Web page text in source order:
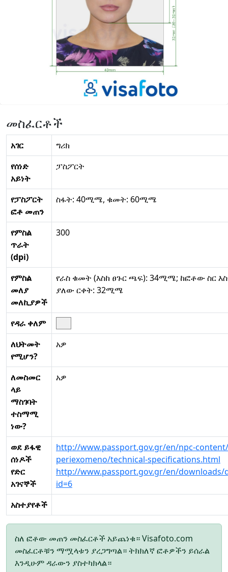
መስፈርቶች
አገር
ግሪክ
የሰነድ
አይነት
ፓስፖርት
የፓስፖርት
ፎቶ መጠን
ስፋት: 40ሚሜ, ቁመት: 60ሚሜ
የምስል
ጥራት
(dpi)
300
የምስል
መለያ
መለኪያዎች
የራስ ቁመት (እስከ ፀጉር ጫፍ): 34ሚሜ; ከፎቶው ስር
ያለው ርቀት: 32ሚሜ
የዳራ ቀለም
ለህትመት
የሚሆን?
አዎ
ለመስመር
ላይ
ማስገባት
ተስማሚ
ነው?
አዎ
ወደ ይፋዊ
ሰነዶች
የድር
አገናኞች
http://www.passport.gov.gr/en/npc-
periexomeno/technical-specifications.html
http://www.passport.gov.gr/en/downloads/
id=6
አስተያየቶች
ስለ ፎቶው መጠን መስፈርቶች አይጨነቁ። Visafoto.com
መስፈርቶቹን ማሟላቱን ያረጋግጣል። ትክክለኛ ፎቶዎችን ይሰራል
እንዲሁም ዳራውን ያስተካክላል።